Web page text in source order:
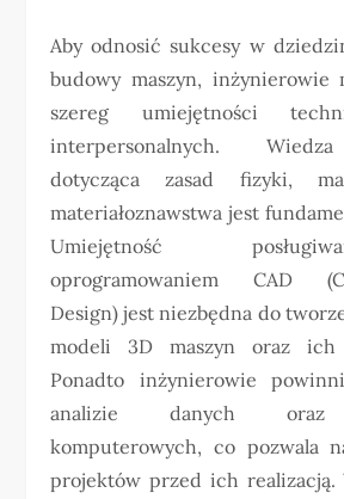
Aby odnosić sukcesy w
budowy maszyn, inżynierowie
szereg umiejętności
interpersonalnych.
dotycząca zasad fizyki,
materiałoznawstwa jest
Umiejętność
oprogramowaniem CAD
Design) jest niezbędna do
modeli 3D maszyn oraz ich
Ponadto inżynierowie
analizie danych oraz
komputerowych, co pozwala
projektów przed ich realizacją.